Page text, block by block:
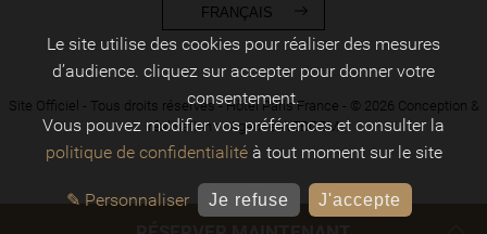
FRANÇAIS
Site Officiel - Tous droits réservés - Hôtel Paris France - © 2026 Conception &
réalisation : -Agence WEBCOM
Le site utilise des cookies pour réaliser des mesures
d’audience. cliquez sur accepter pour donner votre
consentement.
Vous pouvez modifier vos préférences et consulter la
politique de confidentialitéà tout moment sur le site
✎ Personnaliser Je refuse J'accepte